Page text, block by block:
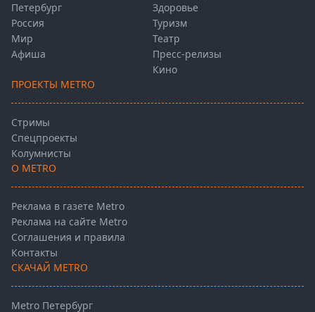
Петербург
Россия
Мир
Афиша
Здоровье
Туризм
Театр
Пресс-релизы
Кино
ПРОЕКТЫ METRO
Стримы
Спецпроекты
Колумнисты
О METRO
Реклама в газете Metro
Реклама на сайте Metro
Соглашения и правила
Контакты
СКАЧАЙ METRO
Metro Петербург